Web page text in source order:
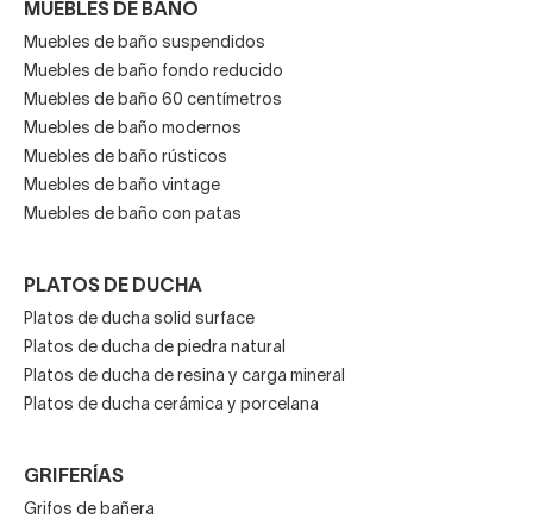
MUEBLES DE BAÑO
Muebles de baño suspendidos
Muebles de baño fondo reducido
Muebles de baño 60 centímetros
Muebles de baño modernos
Muebles de baño rústicos
Muebles de baño vintage
Muebles de baño con patas
PLATOS DE DUCHA
Platos de ducha solid surface
Platos de ducha de piedra natural
Platos de ducha de resina y carga mineral
Platos de ducha cerámica y porcelana
GRIFERÍAS
Grifos de bañera